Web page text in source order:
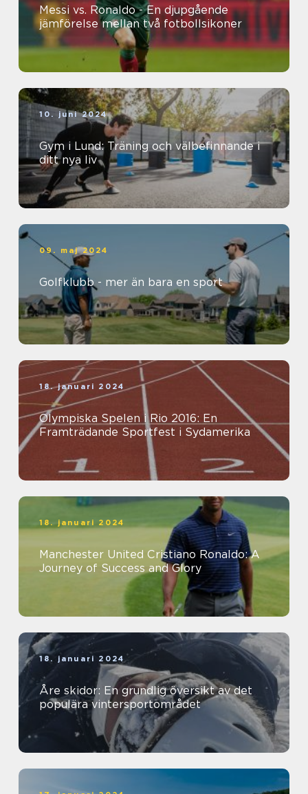
Messi vs. Ronaldo - En djupgående
jämförelse mellan två fotbollsikoner
10. juni 2024
Gym i Lund: Träning och välbefinnande i
ditt nya liv
09. maj 2024
Golfklubb - mer än bara en sport
18. januari 2024
Olympiska Spelen i Rio 2016: En
Framträdande Sportfest i Sydamerika
18. januari 2024
Manchester United Cristiano Ronaldo: A
Journey of Success and Glory
18. januari 2024
Åre skidor: En grundlig översikt av det
populära vintersportområdet